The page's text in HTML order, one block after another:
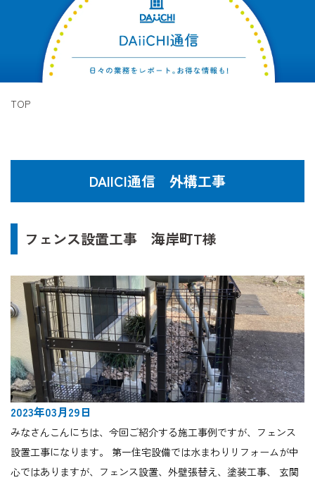
TOP
DAIICI通信 外構工事
フェンス設置工事 海岸町T様
2023年03月29日
みなさんこんにちは、今回ご紹介する施工事例ですが、フェンス
設置工事になります。 第一住宅設備では水まわりリフォームが中
心ではありますが、フェンス設置、外壁張替え、塗装工事、 玄関